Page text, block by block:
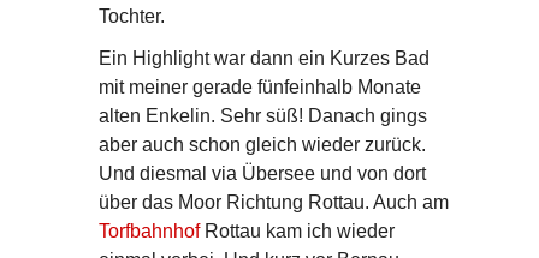
Tochter.
Ein Highlight war dann ein Kurzes Bad
mit meiner gerade fünfeinhalb Monate
alten Enkelin. Sehr süß! Danach gings
aber auch schon gleich wieder zurück.
Und diesmal via Übersee und von dort
über das Moor Richtung Rottau. Auch am
TorfbahnhofRottau kam ich wieder